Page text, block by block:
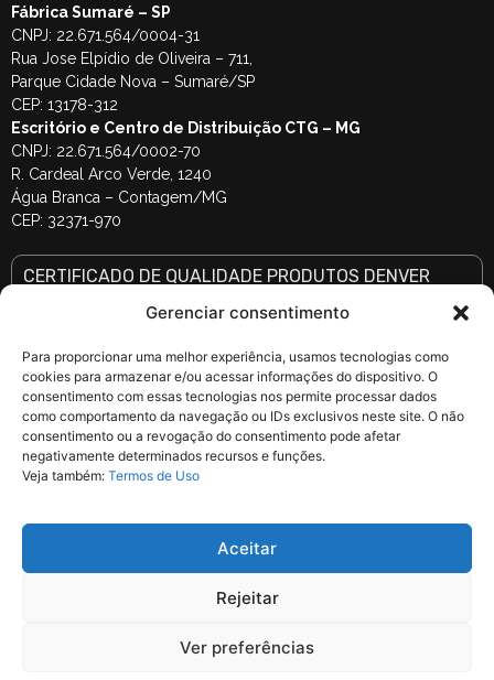
Gerenciar consentimento
Para proporcionar uma melhor experiência, usamos tecnologias como
cookies para armazenar e/ou acessar informações do dispositivo. O
consentimento com essas tecnologias nos permite processar dados
como comportamento da navegação ou IDs exclusivos neste site. O não
consentimento ou a revogação do consentimento pode afetar
negativamente determinados recursos e funções.
Veja também: Termos de Uso
Aceitar
Rejeitar
Ver preferências
Fábrica Sumaré – SP
CNPJ: 22.671.564/0004-31
Rua Jose Elpídio de Oliveira – 711,
Parque Cidade Nova – Sumaré/SP
CEP: 13178-312
Escritório e Centro de Distribuição CTG – MG
CNPJ: 22.671.564/0002-70
R. Cardeal Arco Verde, 1240
Água Branca – Contagem/MG
CEP: 32371-970
CERTIFICADO DE QUALIDADE PRODUTOS DENVER